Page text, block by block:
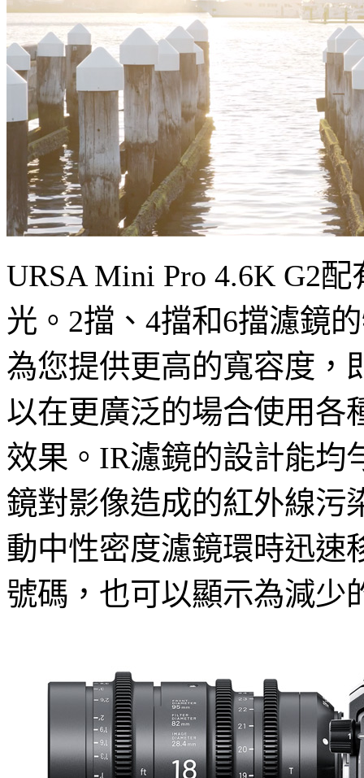
URSA Mini Pro 4.6K G2
光。2擋、4擋和6擋濾鏡
為您提供更高的寬容度，
以在更廣泛的場合使用各
效果。IR濾鏡的設計能均
鏡對影像造成的紅外線污
動中性密度濾鏡環時迅速
號碼，也可以顯示為減少